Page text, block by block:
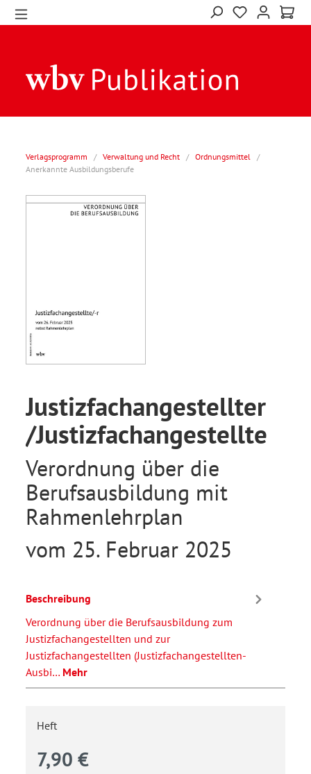
Verlagsprogramm / Verwaltung und Recht / Ordnungsmittel /
Anerkannte Ausbildungsberufe
Justizfachangestellter
/Justizfachangestellte
Verordnung über die
Berufsausbildung mit
Rahmenlehrplan
vom 25. Februar 2025
Beschreibung
Verordnung über die Berufsausbildung zum
Justizfachangestellten und zur
Justizfachangestellten (Justizfachangestellten-
Ausbi… Mehr
Heft
7,90 €